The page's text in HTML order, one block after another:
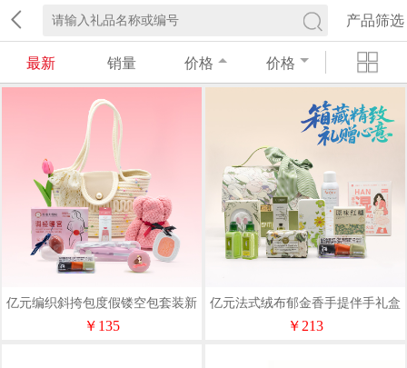
产品筛选
最新 销量 价格 价格
亿元编织斜挎包度假镂空包套装新
款节日伴手礼企业甜美少女套装
￥135
亿元法式绒布郁金香手提伴手礼盒
结婚伴手礼伴娘礼品盒包装盒套装
￥213